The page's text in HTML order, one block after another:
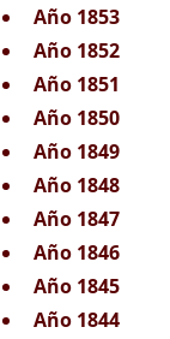
Año 1853
Año 1852
Año 1851
Año 1850
Año 1849
Año 1848
Año 1847
Año 1846
Año 1845
Año 1844